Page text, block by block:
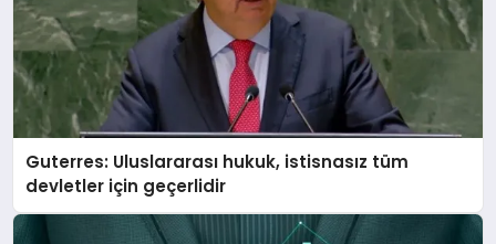
Guterres: Uluslararası hukuk, istisnasız tüm
devletler için geçerlidir